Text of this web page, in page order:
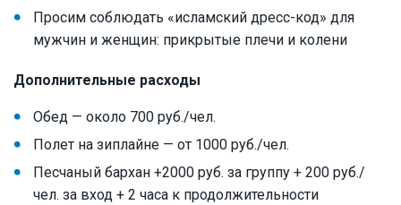
Просим соблюдать «исламский дресс-код» для
мужчин и женщин: прикрытые плечи и колени
Дополнительные расходы
Обед — около 700 руб./чел.
Полет на зиплайне — от 1000 руб./чел.
Песчаный бархан +2000 руб. за группу + 200 руб./
чел. за вход + 2 часа к продолжительности